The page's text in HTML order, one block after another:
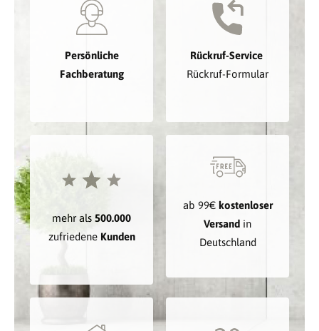
Persönliche
Fachberatung
Rückruf-Service
Rückruf-Formular
mehr als 500.000
zufriedene Kunden
ab 99€ kostenloser
Versand in
Deutschland